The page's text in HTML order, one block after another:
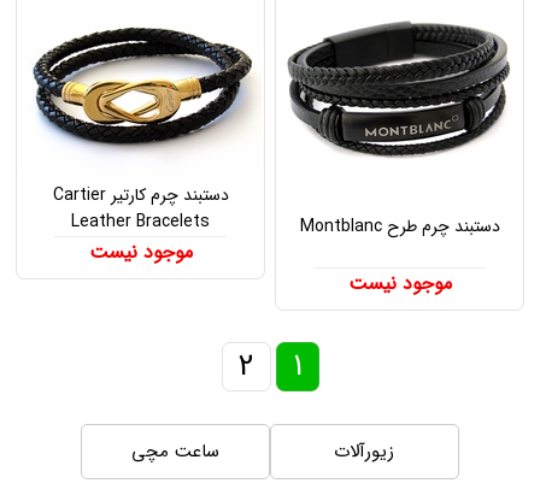
دستبند چرم طرح Montblanc
موجود نیست
دستبند چرم کارتیر Cartier
Leather Bracelets
موجود نیست
1
2
زیورآلات ساعت مچی